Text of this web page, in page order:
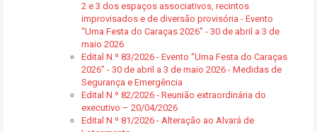
2 e 3 dos espaços associativos, recintos
improvisados e de diversão provisória - Evento
“Uma Festa do Caraças 2026” - 30 de abril a 3 de
maio 2026
Edital N.º 83/2026 - Evento “Uma Festa do Caraças
2026” - 30 de abril a 3 de maio 2026 - Medidas de
Segurança e Emergência
Edital N.º 82/2026 - Reunião extraordinária do
executivo – 20/04/2026
Edital N.º 81/2026 - Alteração ao Alvará de